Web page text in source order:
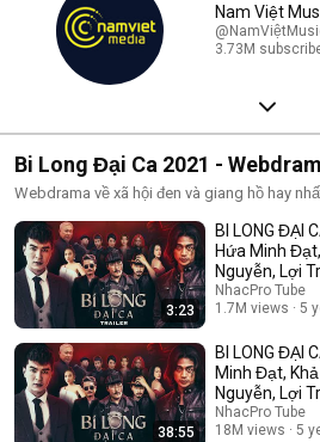
Nam Việt
3.73M
Bi Long Đại Ca 2021 -
Webdrama về xã hội đen và giang hồ hay
3:23
BI LONG ĐẠI
Hứa Minh
Nguyễn, Lợi
Yang Hồ 2021
NhacPro Tube
1.7M views
5
38:55
BI LONG ĐẠI
Minh Đạt,
Nguyễn, Lợi
Yang Hồ 2021
NhacPro Tube
18M views
5